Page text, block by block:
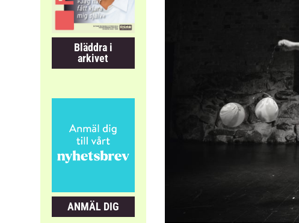
Bläddra i
arkivet
ANMÄL DIG